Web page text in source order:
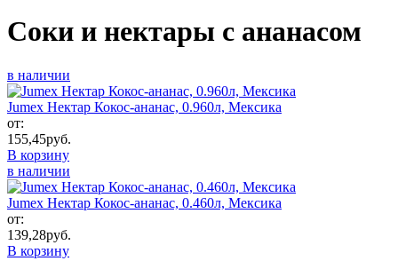
Соки и нектары с ананасом
в наличии
Jumex Нектар Кокос-ананас, 0.960л, Мексика
от:
155,45руб.
В корзину
в наличии
Jumex Нектар Кокос-ананас, 0.460л, Мексика
от:
139,28руб.
В корзину